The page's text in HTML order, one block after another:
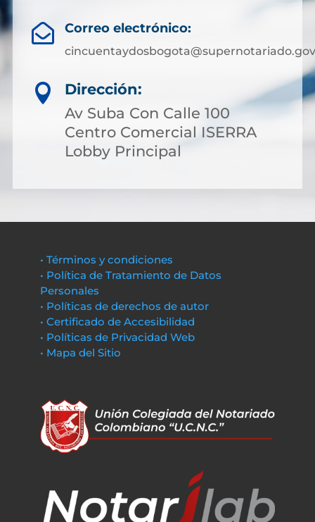
 Correo electrónico:

Dirección:
Av Suba Con Calle 100
Centro Comercial ISERRA
Lobby Principal
• Términos y condiciones
• Política de Tratamiento de Datos
Personales
• Políticas de derechos de autor
• Certificado de Accesibilidad
• Políticas de Privacidad Web
• Mapa del Sitio